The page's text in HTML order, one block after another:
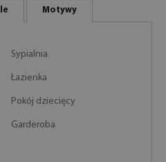
Motywy
Sypialnia
Łazienka
Pokój dziecięcy
Garderoba